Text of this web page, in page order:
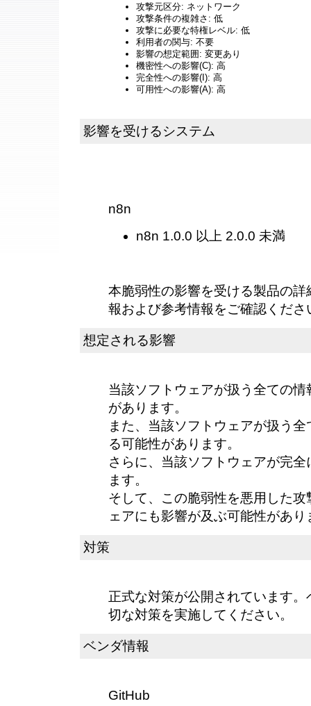
攻撃元区分: ネットワーク
攻撃条件の複雑さ: 低
攻撃に必要な特権レベル: 低
利用者の関与: 不要
影響の想定範囲: 変更あり
機密性への影響(C): 高
完全性への影響(I): 高
可用性への影響(A): 高
影響を受けるシステム
n8n
n8n 1.0.0 以上 2.0.0 未満
本脆弱性の影響を受ける製品の
報および参考情報をご確認くださ
想定される影響
当該ソフトウェアが扱う全ての
があります。
また、当該ソフトウェアが扱う
る可能性があります。
さらに、当該ソフトウェアが完
ます。
そして、この脆弱性を悪用した
ェアにも影響が及ぶ可能性があり
対策
正式な対策が公開されています
切な対策を実施してください。
ベンダ情報
GitHub